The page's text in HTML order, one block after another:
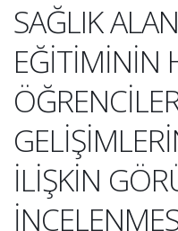
SAĞLIK
EĞİTİMİNİN
İLİŞKİN